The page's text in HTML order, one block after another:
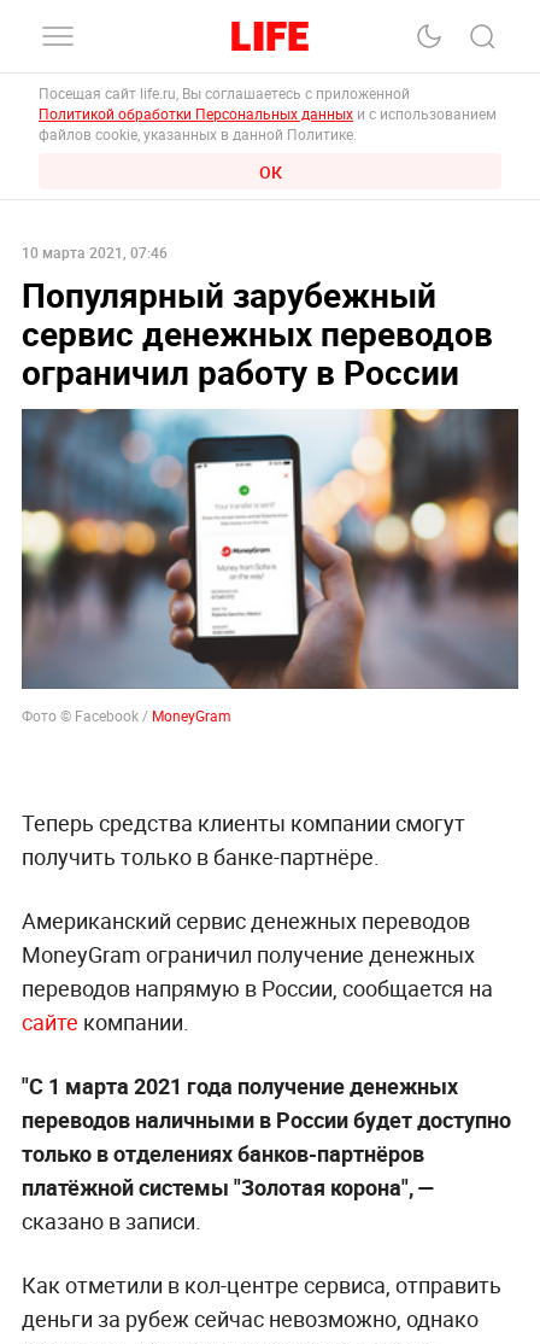
Посещая сайт life.ru, Вы соглашаетесь с приложенной
Политикой обработки Персональных данных и с использованием
файлов cookie, указанных в данной Политике.
ОК
10 марта 2021, 07:46
Популярный зарубежный
сервис денежных переводов
ограничил работу в России
Фото © Facebook / MoneyGram
Теперь средства клиенты компании смогут
получить только в банке-партнёре.
Американский сервис денежных переводов
MoneyGram ограничил получение денежных
переводов напрямую в России, сообщается на
сайте компании.
"С 1 марта 2021 года получение денежных
переводов наличными в России будет доступно
только в отделениях банков-партнёров
платёжной системы "Золотая корона", —
сказано в записи.
Как отметили в кол-центре сервиса, отправить
деньги за рубеж сейчас невозможно, однако